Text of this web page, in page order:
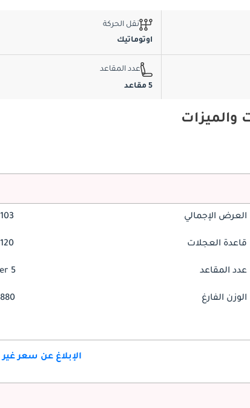
نقل الحركة
اوتوماتيك
عدد المقاعد
5 مقاعد
العرض الإجمالي 2103
قاعدة العجلات 3120
عدد المقاعد 5 Seater
الوزن الفارغ 2880
الإبلاغ عن سعر